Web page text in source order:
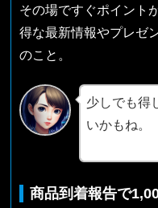
その場ですぐポイント
得な最新情報やプレゼ
のこと。
少しでも得
いかもね。
商品到着報告で